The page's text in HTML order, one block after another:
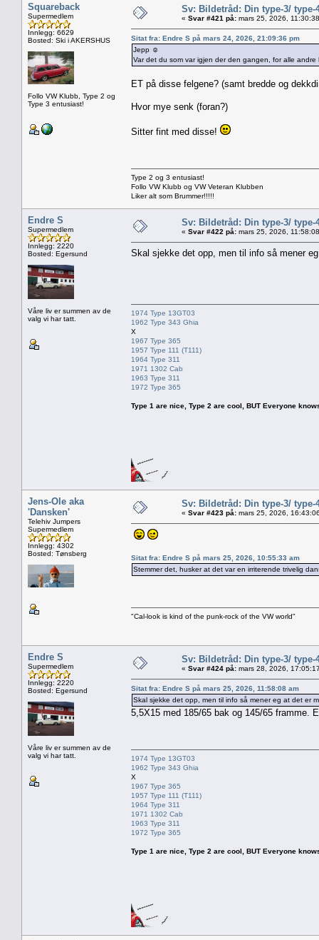
Squareback
Supermedlem
Innlegg: 6629
Bosted: Ski i AKERSHUS
Follo VW Klubb, Type 2 og
Type 3 entusiast!
Sv: Bildetråd: Din type-3/ type-
« Svar #421 på: mars 25, 2026,
Sitat fra: Endre S på mars 24, 2026, 21:09:36 pm
Jepp ☺️
Var det du som var igjen der den gangen, for alle
ET på disse felgene? (samt bredde og
Hvor mye senk (foran?)
Sitter fint med disse!
Type 2 og 3 entusiast!
Follo VW Klubb og VW Veteran Klubben
Liker alt som Brummer!!!!!
Endre S
Supermedlem
Innlegg: 2220
Bosted: Egersund
Våre liv er summen av de
valg vi har tatt.
Sv: Bildetråd: Din type-3/ type-
« Svar #422 på: mars 25, 2026,
Skal sjekke det opp, men til info så mener
1974 Type 13GT03
1962 Type 343 Ghia
X
1967 Type 365
1957 Type 111 (T111)
1964 Type 311
1971 1302 Cab
1963 Type 311
1972 Type 365
Type 1 are nice, Type 2 are cool, BUT Everyone
Jens-Ole aka
'Dansken'
Telehiv Jumpers
Supermedlem
Innlegg: 4302
Bosted: Tønsberg
Sv: Bildetråd: Din type-3/ type-
« Svar #423 på: mars 25, 2026,
Sitat fra: Endre S på mars 25, 2026, 10:55:33 am
Stemmer det, husker at det var en irriterende trivelig
"Cal-look is kind of the punk-rock of the VW world"
Endre S
Supermedlem
Innlegg: 2220
Bosted: Egersund
Våre liv er summen av de
valg vi har tatt.
Sv: Bildetråd: Din type-3/ type-
« Svar #424 på: mars 28, 2026,
Sitat fra: Endre S på mars 25, 2026, 11:58:08 am
Skal sjekke det opp, men til info så mener eg at det er
5,5X15 med 185/65 bak og 145/65 framme.
1974 Type 13GT03
1962 Type 343 Ghia
X
1967 Type 365
1957 Type 111 (T111)
1964 Type 311
1971 1302 Cab
1963 Type 311
1972 Type 365
Type 1 are nice, Type 2 are cool, BUT Everyone